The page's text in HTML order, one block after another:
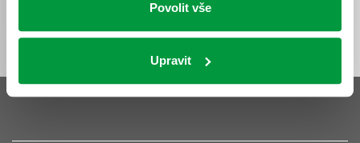
Povolit vše
Upravit